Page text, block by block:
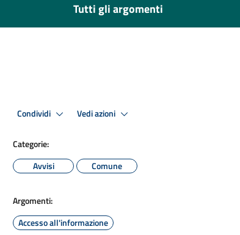
Tutti gli argomenti
Condividi Vedi azioni
Categorie:
Avvisi
Comune
Argomenti:
Accesso all'informazione